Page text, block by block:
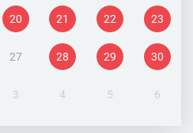
20 21 22 23
27 28 29 30
3 4 5 6